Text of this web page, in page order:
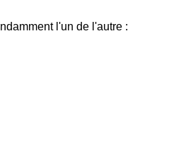
l'un de l'autre :